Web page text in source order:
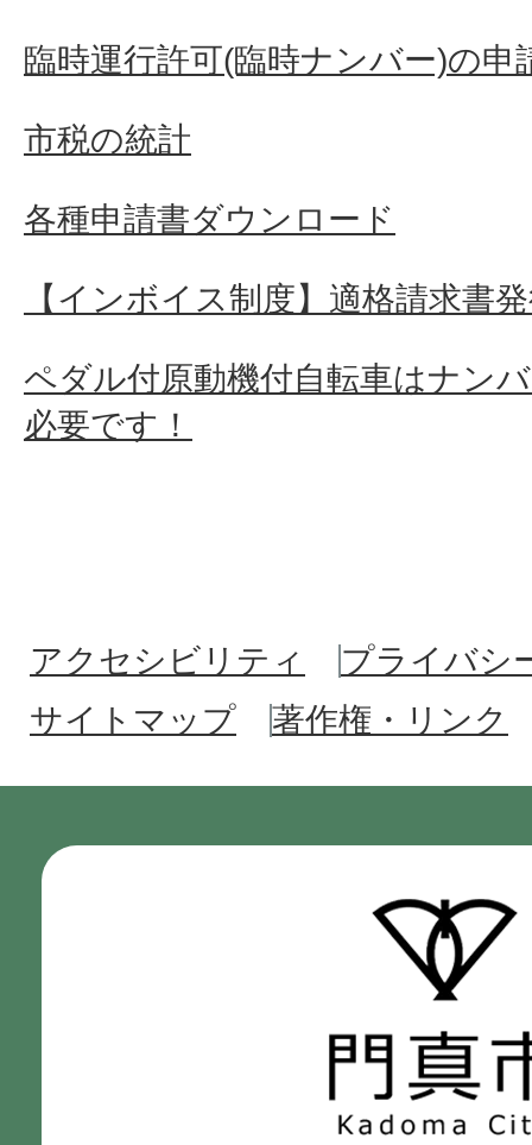
臨時運行許可(臨時ナンバー)の申
市税の統計
各種申請書ダウンロード
【インボイス制度】適格請求書
ペダル付原動機付自転車はナン
必要です！
アクセシビリティ
プライバシ
サイトマップ
著作権・リンク
市
Kadoma